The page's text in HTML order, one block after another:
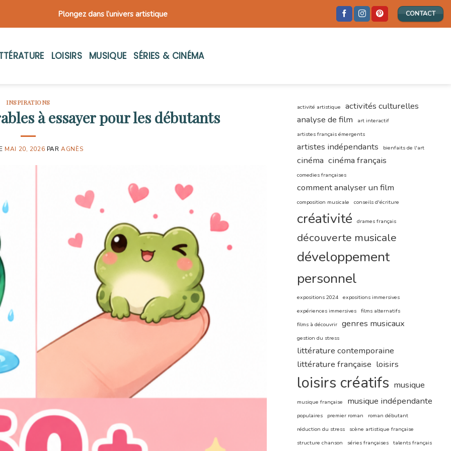
Plongez dans l’univers artistique CONTACT
LOISIRS MUSIQUE SÉRIES & CINÉMA
INSPIRATIONS
à essayer pour les débutants
MAI 20, 2026 PARAGNÈS
activité artistique
activités culturelles
analyse de film
art interactif
artistes français émergents
artistes indépendants bienfaits de l'art
cinéma cinéma français
comedies françaises
comment analyser un film
composition musicale conseils d'écriture
créativité drames français
découverte musicale
développement
personnel
expositions 2024 expositions immersives
expériences immersives films alternatifs
films à découvrir genres musicaux
gestion du stress
littérature contemporaine
littérature française loisirs
loisirs créatifs musique
musique française musique indépendante
populaires premier roman
roman débutant
réduction du stress
scène artistique française
structure chanson
séries françaises talents français